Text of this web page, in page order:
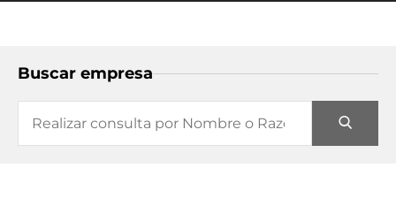
Buscar empresa